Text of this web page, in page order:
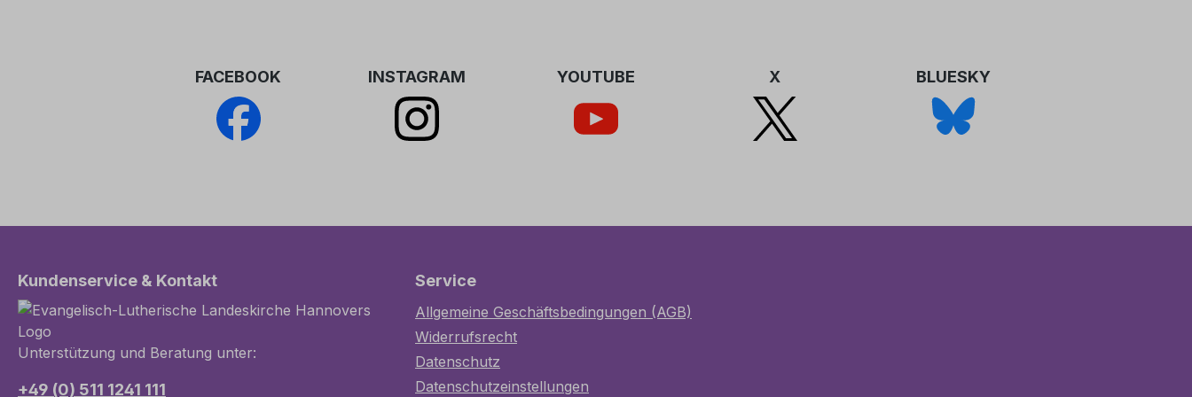
FACEBOOK INSTAGRAM YOUTUBE X BLUESKY
Kundenservice & Kontakt
Unterstützung und Beratung unter:
+49 (0) 511 1241 111
Service
Allgemeine Geschäftsbedingungen (AGB)
Widerrufsrecht
Datenschutz
Datenschutzeinstellungen